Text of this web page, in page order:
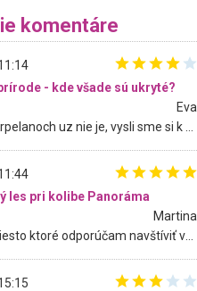
komentáre
- kde všade sú ukryté?
Eva
les pri kolibe Panoráma
Martina